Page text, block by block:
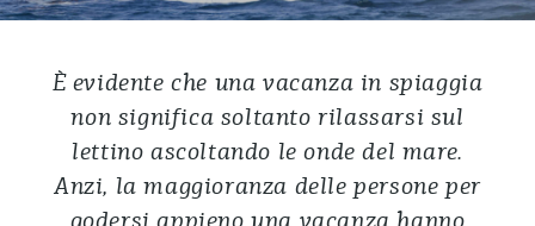
È evidente che una vacanza in spiaggia
non significa soltanto rilassarsi sul
lettino ascoltando le onde del mare.
Anzi, la maggioranza delle persone per